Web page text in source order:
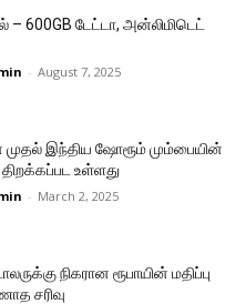
– 600GB டேட்டா, அன்லிமிடெட்
- August 7, 2025
இந்திய ஷோரூம் மும்பையின்
திறக்கப்பட உள்ளது
- March 2, 2025
நிகரான ரூபாயின் மதிப்பு
சரிவு